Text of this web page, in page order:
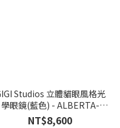
Studios 立體貓眼風格光
學眼鏡(藍色) - ALBERTA-
6828/3
NT$8,600